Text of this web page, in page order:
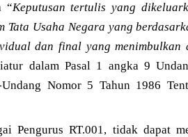
“Keputusan tertulis yang
Tata Usaha Negara yang
dan final yang menimbulkan
dalam Pasal 1 angka 9
Nomor 5 Tahun 1986
Pengurus RT.001, tidak dapat